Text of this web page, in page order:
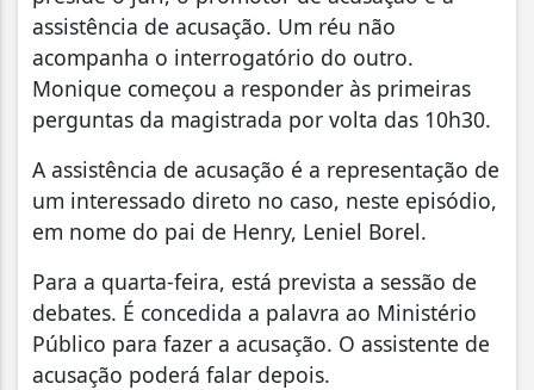
assistência de acusação. Um réu não
acompanha o interrogatório do outro.
Monique começou a responder às primeiras
perguntas da magistrada por volta das 10h30.
A assistência de acusação é a representação de
um interessado direto no caso, neste episódio,
em nome do pai de Henry, Leniel Borel.
Para a quarta-feira, está prevista a sessão de
debates. É concedida a palavra ao Ministério
Público para fazer a acusação. O assistente de
acusação poderá falar depois.